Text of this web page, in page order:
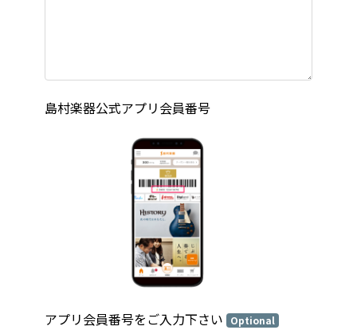
島村楽器公式アプリ会員番号
アプリ会員番号をご入力下さい Optional